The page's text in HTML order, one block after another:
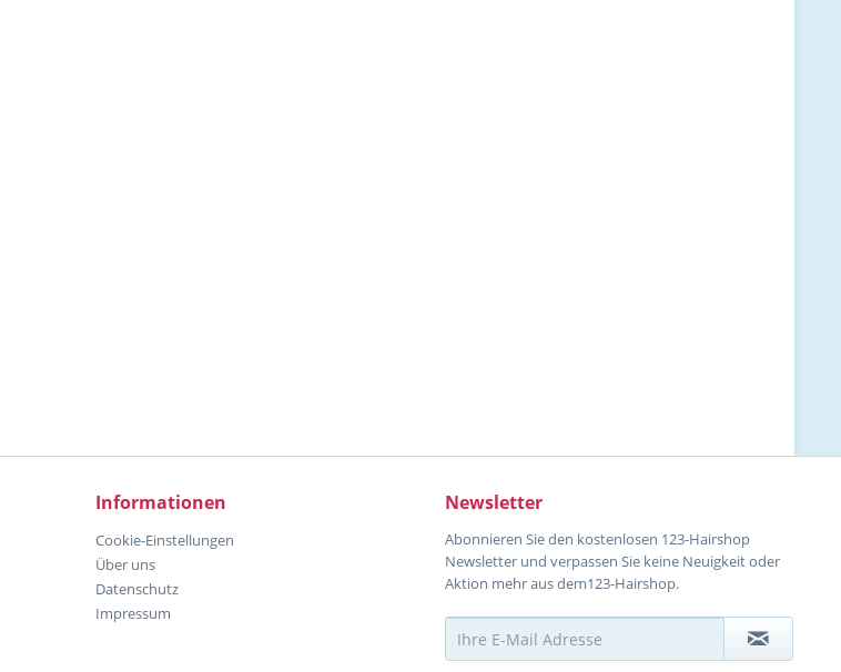
Informationen
Cookie-Einstellungen
Über uns
Datenschutz
Impressum
Newsletter
Abonnieren Sie den kostenlosen 123-Hairshop
Newsletter und verpassen Sie keine Neuigkeit oder
Aktion mehr aus dem123-Hairshop.